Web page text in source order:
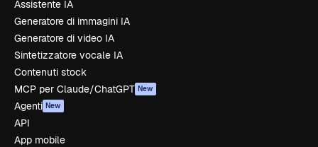
Assistente IA
Generatore di immagini IA
Generatore di video IA
Sintetizzatore vocale IA
Contenuti stock
MCP per Claude/ChatGPT New
Agenti New
API
App mobile